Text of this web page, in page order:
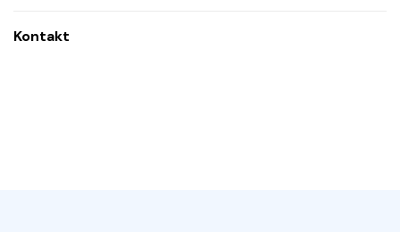
Kontakt